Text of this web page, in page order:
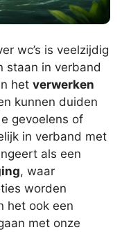
wc’s is veelzijdig
staan in verband
het verwerken
kunnen duiden
gevoelens of
in verband met
als een
, waar
worden
het ook een
met onze